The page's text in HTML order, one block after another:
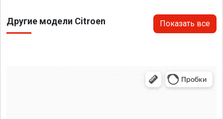
Другие модели Citroen Показать все